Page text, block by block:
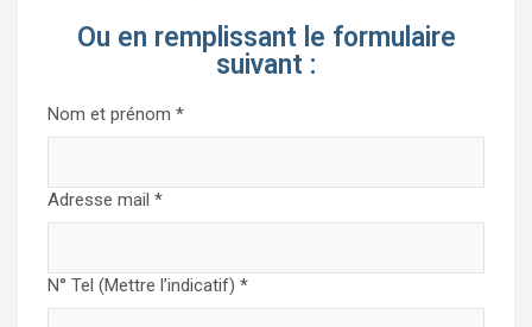
Ou en remplissant le formulaire
suivant :
Nom et prénom *
Adresse mail *
N° Tel (Mettre l’indicatif) *